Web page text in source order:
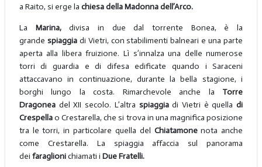
a Raito, si erge la chiesa della Madonna dell’Arco.
La Marina,divisa in due dal torrente Bonea, è la
grande spiaggia di Vietri, con stabilimenti balneari e una parte
aperta alla libera fruizione. Lì s’innalza una delle numerose
torri di guardia e di difesa edificate quando i Saraceni
attaccavano in continuazione, durante la bella stagione, i
borghi lungo la costa. Rimarchevole anche la Torre
Dragoneadel XII secolo. L’altra spiaggiadi Vietri è quelladi
Crespellao Crestarella, che si trova in una magnifica posizione
tra le torri, in particolare quella del Chiatamonenota anche
come Crestarella. La spiaggia affaccia sul panorama
dei faraglionichiamati i Due Fratelli.